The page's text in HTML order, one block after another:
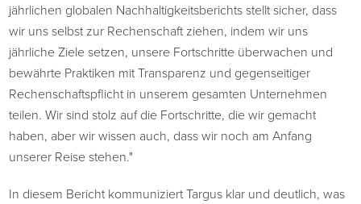
jährlichen globalen Nachhaltigkeitsberichts stellt sicher, dass
wir uns selbst zur Rechenschaft ziehen, indem wir uns
jährliche Ziele setzen, unsere Fortschritte überwachen und
bewährte Praktiken mit Transparenz und gegenseitiger
Rechenschaftspflicht in unserem gesamten Unternehmen
teilen. Wir sind stolz auf die Fortschritte, die wir gemacht
haben, aber wir wissen auch, dass wir noch am Anfang
unserer Reise stehen."
In diesem Bericht kommuniziert Targus klar und deutlich, was